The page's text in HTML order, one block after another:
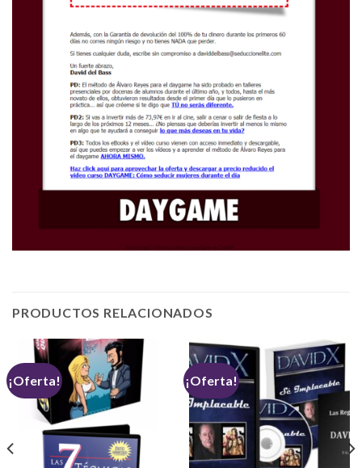
PRODUCTOS RELACIONADOS
¡Oferta! ¡Oferta!